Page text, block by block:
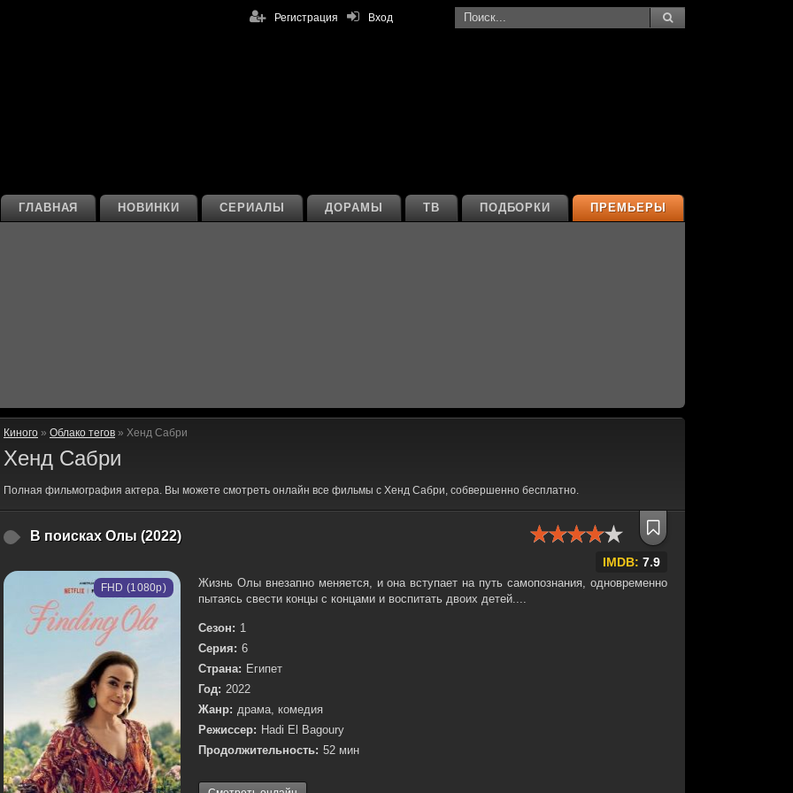
Вход
Регистрация
ПРЕМЬЕРЫ
ПОДБОРКИ
ТВ
ДОРАМЫ
СЕРИАЛЫ
НОВИНКИ
ГЛАВНАЯ
Киного » Облако тегов » Хенд Сабри
Хенд Сабри
Полная фильмография актера. Вы можете смотреть онлайн все фильмы с Хенд Сабри, собвершенно бесплатно.
В поисках Олы (2022)
IMDB: 7.9
FHD (1080p)
Жизнь Олы внезапно меняется, и она вступает на путь самопознания, одновременно
пытаясь свести концы с концами и воспитать двоих детей....
Сезон: 1
Серия: 6
Страна: Египет
Год: 2022
Жанр: драма, комедия
Режиссер: Hadi El Bagoury
Продолжительность: 52 мин